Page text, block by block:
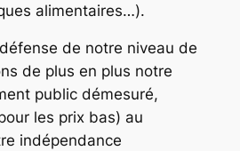
alimentaires…).
de notre niveau de
de plus en plus notre
public démesuré,
les prix bas) au
indépendance